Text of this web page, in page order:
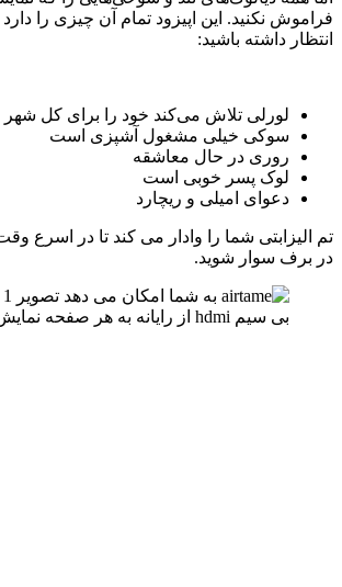
فراموش نکنید. این اپیزود تمام آن چیزی را
انتظار داشته باشید:
لورلی تلاش می‌کند خود را برای کل شهر
سوکی خیلی مشغول آشپزی است
روری در حال معاشقه
لوک پسر خوبی است
دعوای امیلی و ریچارد
تم الیزابتی شما را وادار می کند تا در اسرع
در برف سوار شوید.